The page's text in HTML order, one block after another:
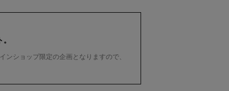
ショップ限定の企画となりますので、